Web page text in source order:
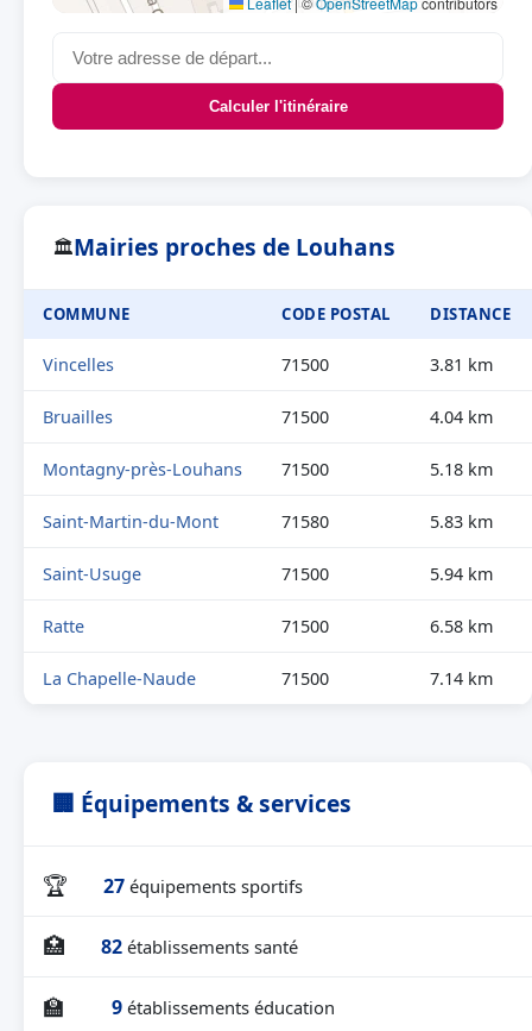
Calculer l'itinéraire
🏛Mairies proches de Louhans
COMMUNE CODE POSTAL DISTANCE
Vincelles 71500 3.81 km
Bruailles 71500 4.04 km
Montagny-près-Louhans 71500 5.18 km
Saint-Martin-du-Mont 71580 5.83 km
Saint-Usuge 71500 5.94 km
Ratte 71500 6.58 km
La Chapelle-Naude 71500 7.14 km
🏢 Équipements & services
🏆 27 équipements sportifs
🏥 82 établissements santé
🏫 9 établissements éducation